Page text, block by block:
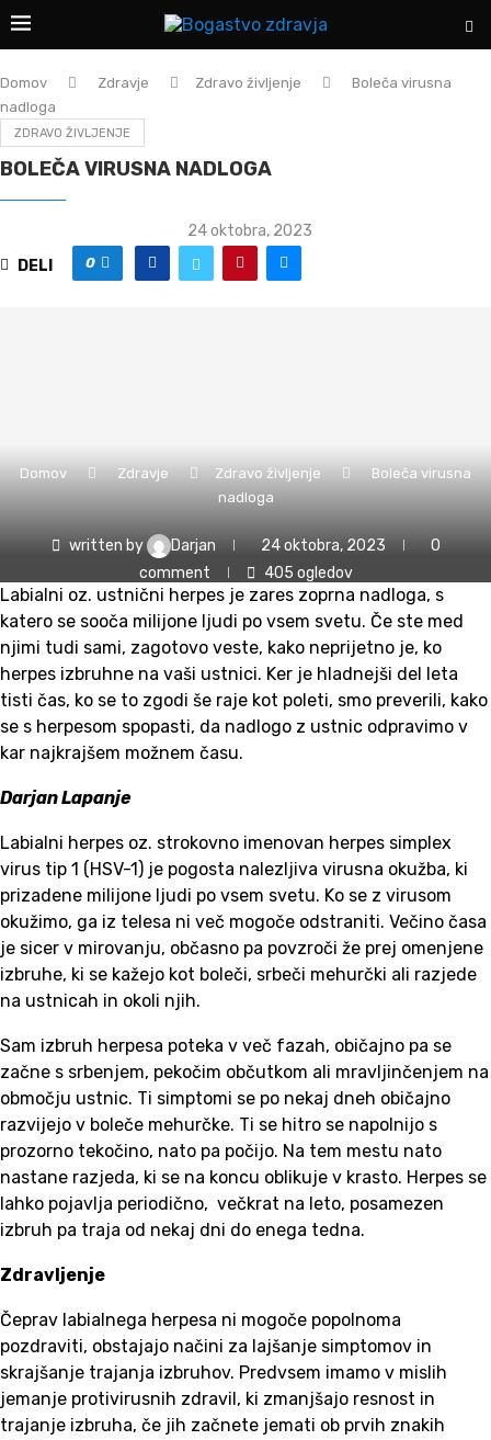
Domov Zdravje Zdravo življenje
Boleča virusna
nadloga
ZDRAVO ŽIVLJENJE
BOLEČA VIRUSNA NADLOGA
24 oktobra, 2023
DELI
0
Domov Zdravje Zdravo življenje
Boleča virusna
nadloga
written by Darjan 24 oktobra, 2023
0
comment
405 ogledov
Labialni oz. ustnični herpes je zares zoprna nadloga, s
katero se sooča milijone ljudi po vsem svetu. Če ste med
njimi tudi sami, zagotovo veste, kako neprijetno je, ko
herpes izbruhne na vaši ustnici. Ker je hladnejši del leta
tisti čas, ko se to zgodi še raje kot poleti, smo preverili, kako
se s herpesom spopasti, da nadlogo z ustnic odpravimo v
kar najkrajšem možnem času.
Darjan Lapanje
Labialni herpes oz. strokovno imenovan herpes simplex
virus tip 1 (HSV-1) je pogosta nalezljiva virusna okužba, ki
prizadene milijone ljudi po vsem svetu. Ko se z virusom
okužimo, ga iz telesa ni več mogoče odstraniti. Večino časa
je sicer v mirovanju, občasno pa povzroči že prej omenjene
izbruhe, ki se kažejo kot boleči, srbeči mehurčki ali razjede
na ustnicah in okoli njih.
Sam izbruh herpesa poteka v več fazah, običajno pa se
začne s srbenjem, pekočim občutkom ali mravljinčenjem na
območju ustnic. Ti simptomi se po nekaj dneh običajno
razvijejo v boleče mehurčke. Ti se hitro se napolnijo s
prozorno tekočino, nato pa počijo. Na tem mestu nato
nastane razjeda, ki se na koncu oblikuje v krasto. Herpes se
lahko pojavlja periodično, večkrat na leto, posamezen
izbruh pa traja od nekaj dni do enega tedna.
Zdravljenje
Čeprav labialnega herpesa ni mogoče popolnoma
pozdraviti, obstajajo načini za lajšanje simptomov in
skrajšanje trajanja izbruhov. Predvsem imamo v mislih
jemanje protivirusnih zdravil, ki zmanjšajo resnost in
trajanje izbruha, če jih začnete jemati ob prvih znakih